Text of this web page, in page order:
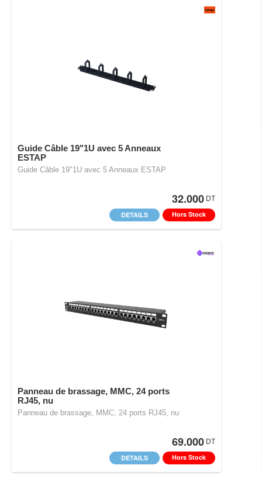
Guide Câble 19"1U avec 5 Anneaux
ESTAP
Guide Câble 19"1U avec 5 Anneaux ESTAP
32.000 DT
Hors Stock
DETAILS
Panneau de brassage, MMC, 24 ports
RJ45, nu
Panneau de brassage, MMC, 24 ports RJ45, nu
69.000 DT
Hors Stock
DETAILS